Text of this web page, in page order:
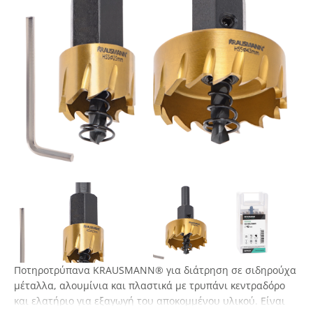
Ποτηροτρύπανα KRAUSMANN® για διάτρηση σε σιδηρούχα
μέταλλα, αλουμίνια και πλαστικά με τρυπάνι κεντραδόρο
και ελατήριο για εξαγωγή του αποκομμένου υλικού. Είναι